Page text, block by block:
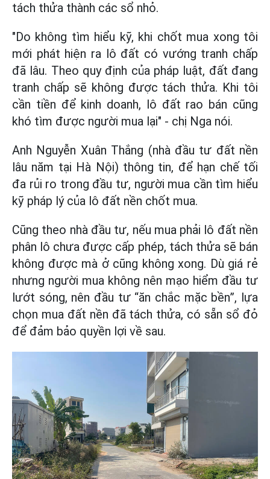
tách thửa thành các sổ nhỏ.
"Do không tìm hiểu kỹ, khi chốt mua xong tôi
mới phát hiện ra lô đất có vướng tranh chấp
đã lâu. Theo quy định của pháp luật, đất đang
tranh chấp sẽ không được tách thửa. Khi tôi
cần tiền để kinh doanh, lô đất rao bán cũng
khó tìm được người mua lại" - chị Nga nói.
Anh Nguyễn Xuân Thắng (nhà đầu tư đất nền
lâu năm tại Hà Nội) thông tin, để hạn chế tối
đa rủi ro trong đầu tư, người mua cần tìm hiểu
kỹ pháp lý của lô đất nền chốt mua.
Cũng theo nhà đầu tư, nếu mua phải lô đất nền
phân lô chưa được cấp phép, tách thửa sẽ bán
không được mà ở cũng không xong. Dù giá rẻ
nhưng người mua không nên mạo hiểm đầu tư
lướt sóng, nên đầu tư “ăn chắc mặc bền”, lựa
chọn mua đất nền đã tách thửa, có sẵn sổ đỏ
để đảm bảo quyền lợi về sau.